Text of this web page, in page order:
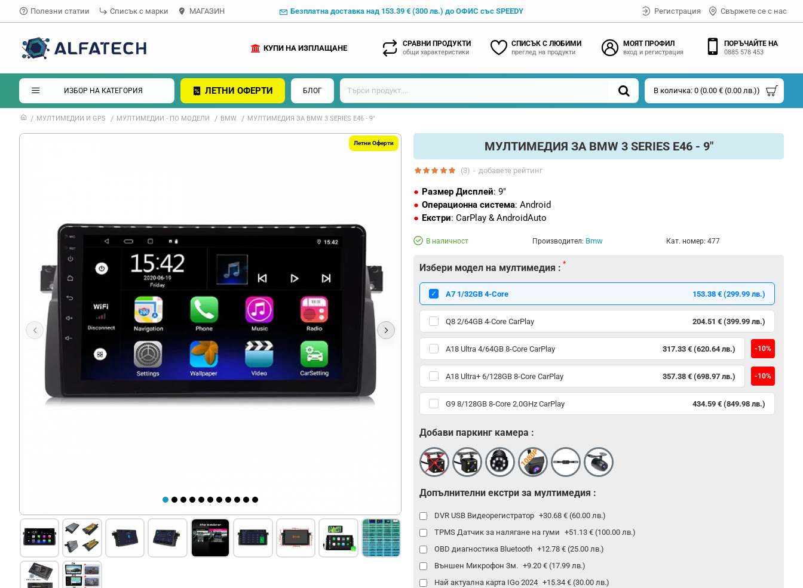
Полезни статии Списък с марки МАГАЗИН Безплатна доставка над 153.39 € (300 лв.) до ОФИС със SPEEDY Регистрация Свържете се с нас
СРАВНИ ПРОДУКТИ
общи характеристики
СПИСЪК С ЛЮБИМИ
преглед на продукти
МОЯТ ПРОФИЛ
вход и регистрация
ПОРЪЧАЙТЕ НА
0885 578 453
КУПИ НА ИЗПЛАЩАНЕ
ИЗБОР НА КАТЕГОРИЯ ЛЕТНИ ОФЕРТИ БЛОГ В количка: 0 (0.00 € (0.00 лв.))
МУЛТИМЕДИИ И GPS МУЛТИМЕДИИ - ПО МОДЕЛИ BMW МУЛТИМЕДИЯ ЗА BMW 3 SERIES E46 - 9"
Летни Оферти МУЛТИМЕДИЯ ЗА BMW 3 SERIES E46 - 9"
Размер Дисплей: 9"
Операционна система: Android
Екстри: CarPlay & AndroidAuto
В наличност Производител: Bmw Кат. номер: 477
(3) - добавете рейтинг
Избери модел на мултимедия :
А7 1/32GB 4-Core 153.38 € (299.99 лв.)
Q8 2/64GB 4-Core CarPlay 204.51 € (399.99 лв.)
A18 Ultra 4/64GB 8-Core CarPlay 317.33 € (620.64 лв.) -10%
A18 Ultra+ 6/128GB 8-Core CarPlay 357.38 € (698.97 лв.) -10%
G9 8/128GB 8-Core 2.0GHz CarPlay 434.59 € (849.98 лв.)
Добави паркинг камера :
Допълнителни екстри за мултимедия :
DVR USB Видеорегистратор +30.68 € (60.00 лв.)
TPMS Датчик за налягане на гуми +51.13 € (100.00 лв.)
OBD диагностика Bluetooth +12.78 € (25.00 лв.)
Външен Микрофон 3м. +9.20 € (17.99 лв.)
Най актуална карта IGo 2024 +15.34 € (30.00 лв.)